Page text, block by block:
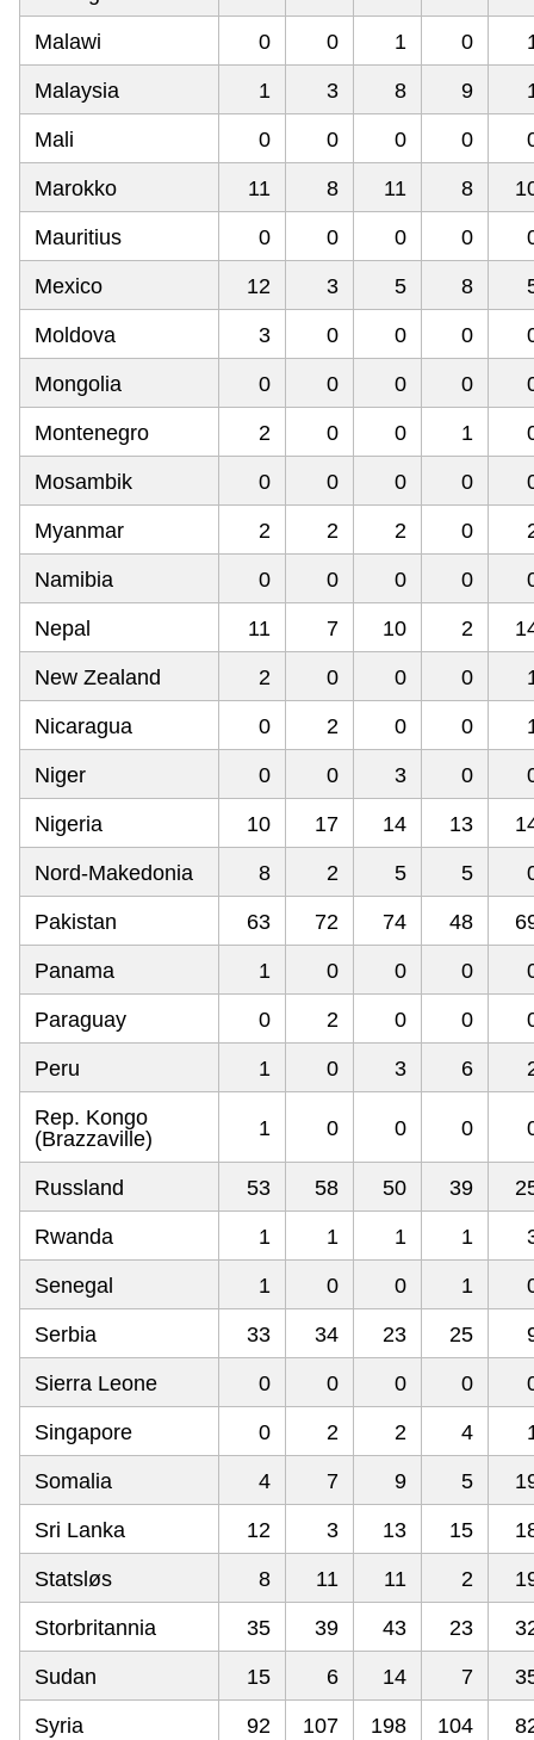
Malawi 0 0 1 0
Malaysia 1 3 8 9
Mali 0 0 0 0
Marokko 11 8 11 8
Mauritius 0 0 0 0
Mexico 12 3 5 8
Moldova 3 0 0 0
Mongolia 0 0 0 0
Montenegro 2 0 0 1
Mosambik 0 0 0 0
Myanmar 2 2 2 0
Namibia 0 0 0 0
Nepal 11 7 10 2
New Zealand 2 0 0 0
Nicaragua 0 2 0 0
Niger 0 0 3 0
Nigeria 10 17 14 13
Nord-Makedonia 8 2 5 5
Pakistan 63 72 74 48
Panama 1 0 0 0
Paraguay 0 2 0 0
Peru 1 0 3 6
Rep. Kongo
(Brazzaville)
1 0 0 0
Russland 53 58 50 39
Rwanda 1 1 1 1
Senegal 1 0 0 1
Serbia 33 34 23 25
Sierra Leone 0 0 0 0
Singapore 0 2 2 4
Somalia 4 7 9 5
Sri Lanka 12 3 13 15
Statsløs 8 11 11 2
Storbritannia 35 39 43 23
Sudan 15 6 14 7
Syria 92 107 198 104